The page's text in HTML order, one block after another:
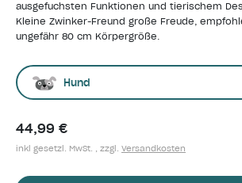
ausgefuchsten Funktionen und tierischem
Kleine Zwinker-Freund große Freude,
ungefähr 80 cm Körpergröße.
Hund
44,99 €
inkl gesetzl. MwSt. , zzgl. Versandkosten